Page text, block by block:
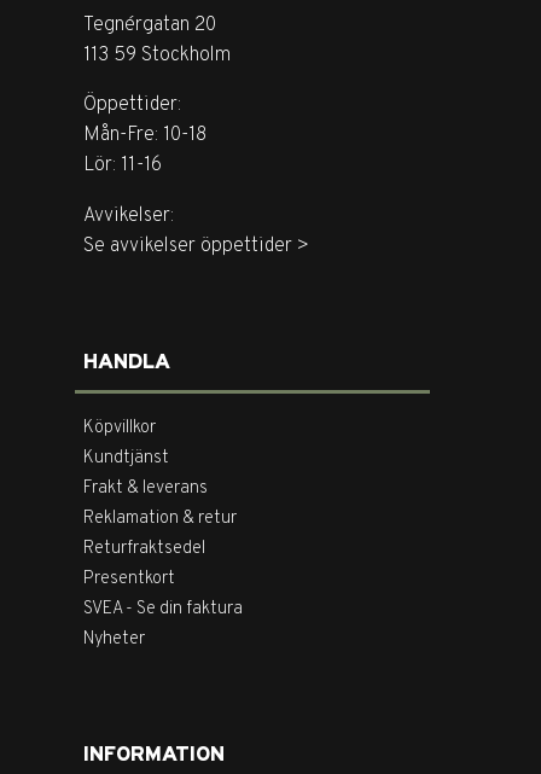
Tegnérgatan 20
113 59 Stockholm
Öppettider:
Mån-Fre: 10-18
Lör: 11-16
Avvikelser:
Se avvikelser öppettider >
HANDLA
Köpvillkor
Kundtjänst
Frakt & leverans
Reklamation & retur
Returfraktsedel
Presentkort
SVEA - Se din faktura
Nyheter
INFORMATION